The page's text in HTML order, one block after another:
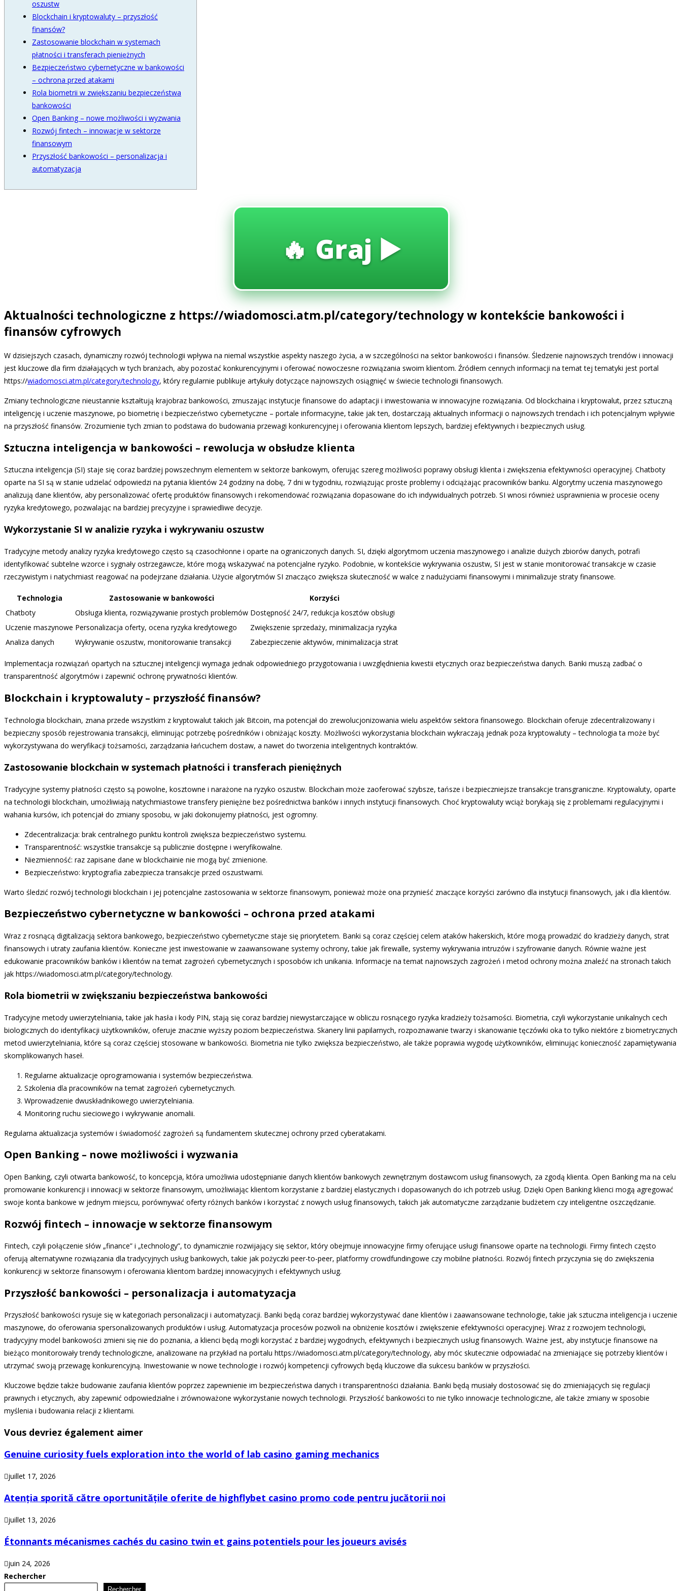
oszustw
Blockchain i kryptowaluty – przyszłość
finansów?
Zastosowanie blockchain w systemach
płatności i transferach pieniężnych
Bezpieczeństwo cybernetyczne w bankowości
– ochrona przed atakami
Rola biometrii w zwiększaniu bezpieczeństwa
bankowości
Open Banking – nowe możliwości i wyzwania
Rozwój fintech – innowacje w sektorze
finansowym
Przyszłość bankowości – personalizacja i
automatyzacja
🔥 Graj ▶️
Aktualności technologiczne z https://wiadomosci.atm.pl/category/technology w kontekście bankowości i
finansów cyfrowych
W dzisiejszych czasach, dynamiczny rozwój technologii wpływa na niemal wszystkie aspekty naszego życia, a w szczególności na sektor bankowości i finansów. Śledzenie najnowszych trendów i innowacji
jest kluczowe dla firm działających w tych branżach, aby pozostać konkurencyjnymi i oferować nowoczesne rozwiązania swoim klientom. Źródłem cennych informacji na temat tej tematyki jest portal
https://wiadomosci.atm.pl/category/technology, który regularnie publikuje artykuły dotyczące najnowszych osiągnięć w świecie technologii finansowych.
Zmiany technologiczne nieustannie kształtują krajobraz bankowości, zmuszając instytucje finansowe do adaptacji i inwestowania w innowacyjne rozwiązania. Od blockchaina i kryptowalut, przez sztuczną
inteligencję i uczenie maszynowe, po biometrię i bezpieczeństwo cybernetyczne – portale informacyjne, takie jak ten, dostarczają aktualnych informacji o najnowszych trendach i ich potencjalnym wpływie
na przyszłość finansów. Zrozumienie tych zmian to podstawa do budowania przewagi konkurencyjnej i oferowania klientom lepszych, bardziej efektywnych i bezpiecznych usług.
Sztuczna inteligencja w bankowości – rewolucja w obsłudze klienta
Sztuczna inteligencja (SI) staje się coraz bardziej powszechnym elementem w sektorze bankowym, oferując szereg możliwości poprawy obsługi klienta i zwiększenia efektywności operacyjnej. Chatboty
oparte na SI są w stanie udzielać odpowiedzi na pytania klientów 24 godziny na dobę, 7 dni w tygodniu, rozwiązując proste problemy i odciążając pracowników banku. Algorytmy uczenia maszynowego
analizują dane klientów, aby personalizować ofertę produktów finansowych i rekomendować rozwiązania dopasowane do ich indywidualnych potrzeb. SI wnosi również usprawnienia w procesie oceny
ryzyka kredytowego, pozwalając na bardziej precyzyjne i sprawiedliwe decyzje.
Wykorzystanie SI w analizie ryzyka i wykrywaniu oszustw
Tradycyjne metody analizy ryzyka kredytowego często są czasochłonne i oparte na ograniczonych danych. SI, dzięki algorytmom uczenia maszynowego i analizie dużych zbiorów danych, potrafi
identyfikować subtelne wzorce i sygnały ostrzegawcze, które mogą wskazywać na potencjalne ryzyko. Podobnie, w kontekście wykrywania oszustw, SI jest w stanie monitorować transakcje w czasie
rzeczywistym i natychmiast reagować na podejrzane działania. Użycie algorytmów SI znacząco zwiększa skuteczność w walce z nadużyciami finansowymi i minimalizuje straty finansowe.
Technologia Zastosowanie w bankowości
Korzyści
Chatboty
Obsługa klienta, rozwiązywanie prostych problemów Dostępność 24/7, redukcja kosztów obsługi
Uczenie maszynowe Personalizacja oferty, ocena ryzyka kredytowego
Zwiększenie sprzedaży, minimalizacja ryzyka
Analiza danych
Wykrywanie oszustw, monitorowanie transakcji Zabezpieczenie aktywów, minimalizacja strat
Implementacja rozwiązań opartych na sztucznej inteligencji wymaga jednak odpowiedniego przygotowania i uwzględnienia kwestii etycznych oraz bezpieczeństwa danych. Banki muszą zadbać o
transparentność algorytmów i zapewnić ochronę prywatności klientów.
Blockchain i kryptowaluty – przyszłość finansów?
Technologia blockchain, znana przede wszystkim z kryptowalut takich jak Bitcoin, ma potencjał do zrewolucjonizowania wielu aspektów sektora finansowego. Blockchain oferuje zdecentralizowany i
bezpieczny sposób rejestrowania transakcji, eliminując potrzebę pośredników i obniżając koszty. Możliwości wykorzystania blockchain wykraczają jednak poza kryptowaluty – technologia ta może być
wykorzystywana do weryfikacji tożsamości, zarządzania łańcuchem dostaw, a nawet do tworzenia inteligentnych kontraktów.
Zastosowanie blockchain w systemach płatności i transferach pieniężnych
Tradycyjne systemy płatności często są powolne, kosztowne i narażone na ryzyko oszustw. Blockchain może zaoferować szybsze, tańsze i bezpieczniejsze transakcje transgraniczne. Kryptowaluty, oparte
na technologii blockchain, umożliwiają natychmiastowe transfery pieniężne bez pośrednictwa banków i innych instytucji finansowych. Choć kryptowaluty wciąż borykają się z problemami regulacyjnymi i
wahania kursów, ich potencjał do zmiany sposobu, w jaki dokonujemy płatności, jest ogromny.
Zdecentralizacja: brak centralnego punktu kontroli zwiększa bezpieczeństwo systemu.
Transparentność: wszystkie transakcje są publicznie dostępne i weryfikowalne.
Niezmienność: raz zapisane dane w blockchainie nie mogą być zmienione.
Bezpieczeństwo: kryptografia zabezpiecza transakcje przed oszustwami.
Warto śledzić rozwój technologii blockchain i jej potencjalne zastosowania w sektorze finansowym, ponieważ może ona przynieść znaczące korzyści zarówno dla instytucji finansowych, jak i dla klientów.
Bezpieczeństwo cybernetyczne w bankowości – ochrona przed atakami
Wraz z rosnącą digitalizacją sektora bankowego, bezpieczeństwo cybernetyczne staje się priorytetem. Banki są coraz częściej celem ataków hakerskich, które mogą prowadzić do kradzieży danych, strat
finansowych i utraty zaufania klientów. Konieczne jest inwestowanie w zaawansowane systemy ochrony, takie jak firewalle, systemy wykrywania intruzów i szyfrowanie danych. Równie ważne jest
edukowanie pracowników banków i klientów na temat zagrożeń cybernetycznych i sposobów ich unikania. Informacje na temat najnowszych zagrożeń i metod ochrony można znaleźć na stronach takich
jak https://wiadomosci.atm.pl/category/technology.
Rola biometrii w zwiększaniu bezpieczeństwa bankowości
Tradycyjne metody uwierzytelniania, takie jak hasła i kody PIN, stają się coraz bardziej niewystarczające w obliczu rosnącego ryzyka kradzieży tożsamości. Biometria, czyli wykorzystanie unikalnych cech
biologicznych do identyfikacji użytkowników, oferuje znacznie wyższy poziom bezpieczeństwa. Skanery linii papilarnych, rozpoznawanie twarzy i skanowanie tęczówki oka to tylko niektóre z biometrycznych
metod uwierzytelniania, które są coraz częściej stosowane w bankowości. Biometria nie tylko zwiększa bezpieczeństwo, ale także poprawia wygodę użytkowników, eliminując konieczność zapamiętywania
skomplikowanych haseł.
Regularne aktualizacje oprogramowania i systemów bezpieczeństwa.
Szkolenia dla pracowników na temat zagrożeń cybernetycznych.
Wprowadzenie dwuskładnikowego uwierzytelniania.
Monitoring ruchu sieciowego i wykrywanie anomalii.
Regularna aktualizacja systemów i świadomość zagrożeń są fundamentem skutecznej ochrony przed cyberatakami.
Open Banking – nowe możliwości i wyzwania
Open Banking, czyli otwarta bankowość, to koncepcja, która umożliwia udostępnianie danych klientów bankowych zewnętrznym dostawcom usług finansowych, za zgodą klienta. Open Banking ma na celu
promowanie konkurencji i innowacji w sektorze finansowym, umożliwiając klientom korzystanie z bardziej elastycznych i dopasowanych do ich potrzeb usług. Dzięki Open Banking klienci mogą agregować
swoje konta bankowe w jednym miejscu, porównywać oferty różnych banków i korzystać z nowych usług finansowych, takich jak automatyczne zarządzanie budżetem czy inteligentne oszczędzanie.
Rozwój fintech – innowacje w sektorze finansowym
Fintech, czyli połączenie słów „finance” i „technology”, to dynamicznie rozwijający się sektor, który obejmuje innowacyjne firmy oferujące usługi finansowe oparte na technologii. Firmy fintech często
oferują alternatywne rozwiązania dla tradycyjnych usług bankowych, takie jak pożyczki peer-to-peer, platformy crowdfundingowe czy mobilne płatności. Rozwój fintech przyczynia się do zwiększenia
konkurencji w sektorze finansowym i oferowania klientom bardziej innowacyjnych i efektywnych usług.
Przyszłość bankowości – personalizacja i automatyzacja
Przyszłość bankowości rysuje się w kategoriach personalizacji i automatyzacji. Banki będą coraz bardziej wykorzystywać dane klientów i zaawansowane technologie, takie jak sztuczna inteligencja i uczenie
maszynowe, do oferowania spersonalizowanych produktów i usług. Automatyzacja procesów pozwoli na obniżenie kosztów i zwiększenie efektywności operacyjnej. Wraz z rozwojem technologii,
tradycyjny model bankowości zmieni się nie do poznania, a klienci będą mogli korzystać z bardziej wygodnych, efektywnych i bezpiecznych usług finansowych. Ważne jest, aby instytucje finansowe na
bieżąco monitorowały trendy technologiczne, analizowane na przykład na portalu https://wiadomosci.atm.pl/category/technology, aby móc skutecznie odpowiadać na zmieniające się potrzeby klientów i
utrzymać swoją przewagę konkurencyjną. Inwestowanie w nowe technologie i rozwój kompetencji cyfrowych będą kluczowe dla sukcesu banków w przyszłości.
Kluczowe będzie także budowanie zaufania klientów poprzez zapewnienie im bezpieczeństwa danych i transparentności działania. Banki będą musiały dostosować się do zmieniających się regulacji
prawnych i etycznych, aby zapewnić odpowiedzialne i zrównoważone wykorzystanie nowych technologii. Przyszłość bankowości to nie tylko innowacje technologiczne, ale także zmiany w sposobie
myślenia i budowania relacji z klientami.
Vous devriez également aimer
Genuine curiosity fuels exploration into the world of lab casino gaming mechanics
juillet 17, 2026
Atenția sporită către oportunitățile oferite de highflybet casino promo code pentru jucătorii noi
juillet 13, 2026
Étonnants mécanismes cachés du casino twin et gains potentiels pour les joueurs avisés
juin 24, 2026
Rechercher
Rechercher